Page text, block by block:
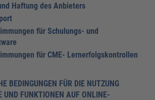
Haftung des Anbieters
für Schulungs- und
für CME- Lernerfolgskontrollen
BEDINGUNGEN FÜR DIE NUTZUNG
UND FUNKTIONEN AUF ONLINE-